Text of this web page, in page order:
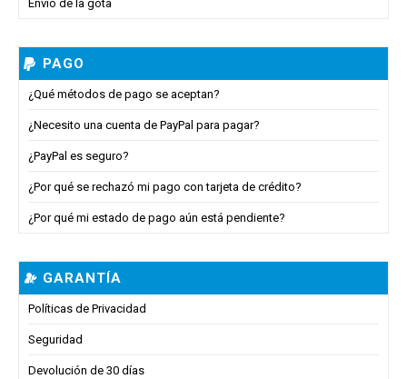
Envío de la gota
PAGO
¿Qué métodos de pago se aceptan?
¿Necesito una cuenta de PayPal para pagar?
¿PayPal es seguro?
¿Por qué se rechazó mi pago con tarjeta de crédito?
¿Por qué mi estado de pago aún está pendiente?
GARANTÍA
Políticas de Privacidad
Seguridad
Devolución de 30 días